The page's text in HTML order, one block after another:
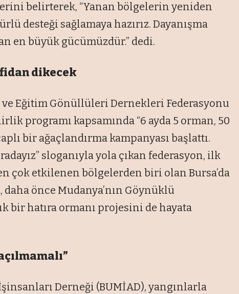
belirterek, “Yanan bölgelerin yeniden
desteği sağlamaya hazırız. Dayanışma
en büyük gücümüzdür.” dedi.
fidan dikecek
ve Eğitim Gönüllüleri Dernekleri Federasyonu
programı kapsamında “6 ayda 5 orman, 50
bir ağaçlandırma kampanyası başlattı.
sloganıyla yola çıkan federasyon, ilk
çok etkilenen bölgelerden biri olan Bursa’da
daha önce Mudanya’nın Göynüklü
bir hatıra ormanı projesini de hayata
Derneği (BUMİAD), yangınlarla